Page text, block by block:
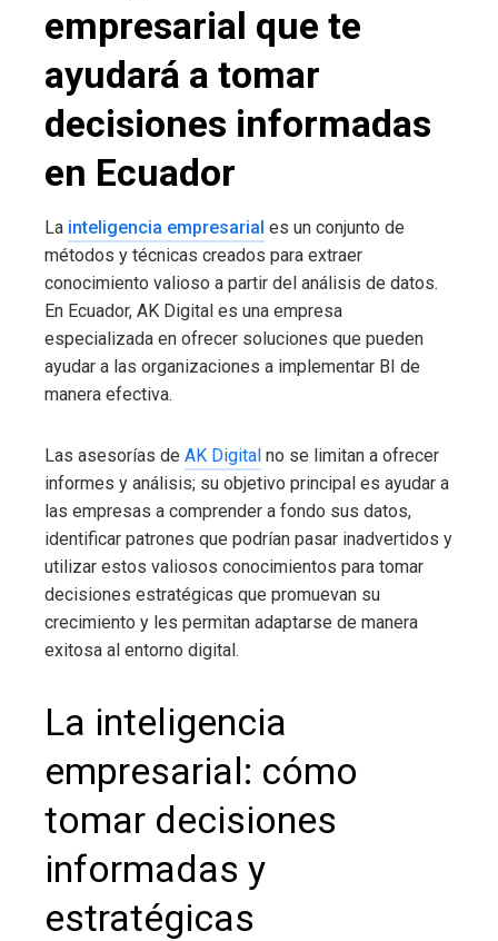
empresarial que te
ayudará a tomar
decisiones informadas
en Ecuador
La inteligencia empresarial es un conjunto de
métodos y técnicas creados para extraer
conocimiento valioso a partir del análisis de datos.
En Ecuador, AK Digital es una empresa
especializada en ofrecer soluciones que pueden
ayudar a las organizaciones a implementar BI de
manera efectiva.
Las asesorías de AK Digital no se limitan a ofrecer
informes y análisis; su objetivo principal es ayudar a
las empresas a comprender a fondo sus datos,
identificar patrones que podrían pasar inadvertidos y
utilizar estos valiosos conocimientos para tomar
decisiones estratégicas que promuevan su
crecimiento y les permitan adaptarse de manera
exitosa al entorno digital.
La inteligencia
empresarial: cómo
tomar decisiones
informadas y
estratégicas